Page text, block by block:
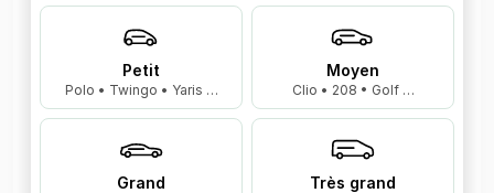
Petit
Polo • Twingo • Yaris …
Moyen
Clio • 208 • Golf …
Grand Très grand